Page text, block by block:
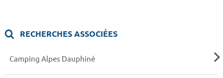
RECHERCHES ASSOCIÉES
Camping Alpes Dauphiné